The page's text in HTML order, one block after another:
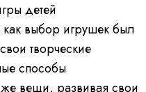
детей
выбор игрушек был
творческие
способы
вещи, развивая свои